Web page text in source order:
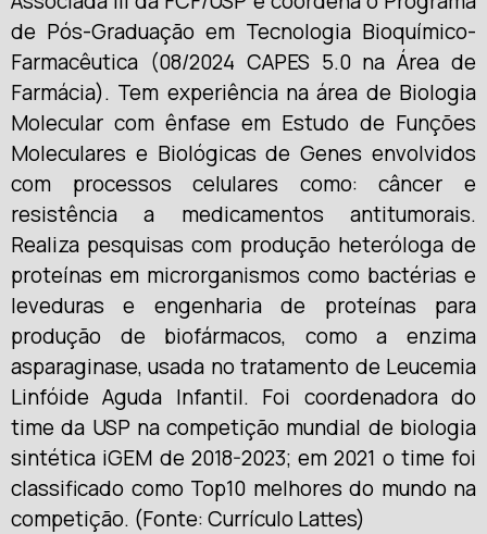
de Pós-Graduação em Tecnologia Bioquímico-
Farmacêutica (08/2024 CAPES 5.0 na Área de
Farmácia). Tem experiência na área de Biologia
Molecular com ênfase em Estudo de Funções
Moleculares e Biológicas de Genes envolvidos
com processos celulares como: câncer e
resistência a medicamentos antitumorais.
Realiza pesquisas com produção heteróloga de
proteínas em microrganismos como bactérias e
leveduras e engenharia de proteínas para
produção de biofármacos, como a enzima
asparaginase, usada no tratamento de Leucemia
Linfóide Aguda Infantil. Foi coordenadora do
time da USP na competição mundial de biologia
sintética iGEM de 2018-2023; em 2021 o time foi
classificado como Top10 melhores do mundo na
competição. (Fonte: Currículo Lattes)